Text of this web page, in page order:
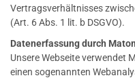
Vertragsverhältnisses
(Art. 6 Abs. 1 lit. b DSGVO).
Datenerfassung durch
Unsere Webseite verwendet
einen sogenannten